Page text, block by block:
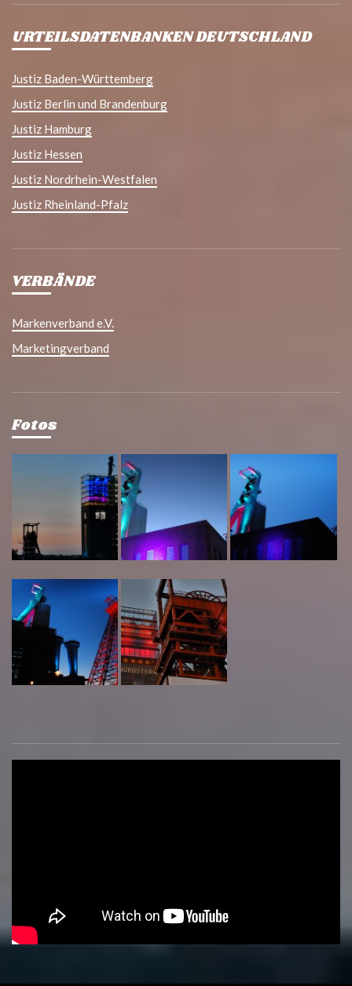
URTEILSDATENBANKEN DEUTSCHLAND
Justiz Baden-Württemberg
Justiz Berlin und Brandenburg
Justiz Hamburg
Justiz Hessen
Justiz Nordrhein-Westfalen
Justiz Rheinland-Pfalz
VERBÄNDE
Markenverband e.V.
Marketingverband
Fotos